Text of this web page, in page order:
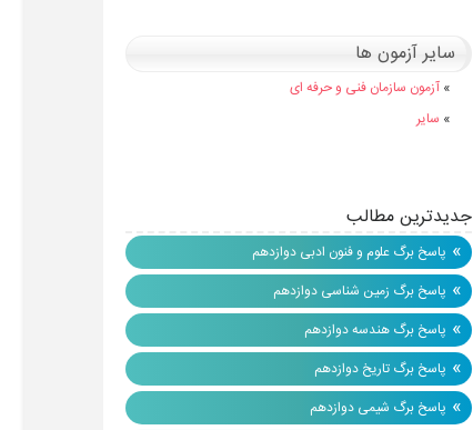
سایر آزمون ها
» آزمون سازمان فنی و حرفه ای
» سایر
جدیدترین مطالب
» پاسخ برگ علوم و فنون ادبی دوازدهم
» پاسخ برگ زمین شناسی دوازدهم
» پاسخ برگ هندسه دوازدهم
» پاسخ برگ تاریخ دوازدهم
» پاسخ برگ شیمی دوازدهم